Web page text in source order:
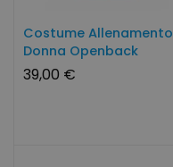
Costume Allenamento
Donna Openback
CROAZIA...
39,00 €